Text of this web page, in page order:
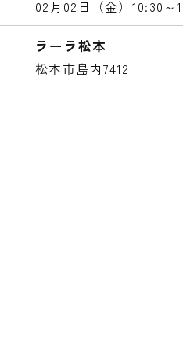
02月02日（金） 10:30～
ラーラ松本
松本市島内7412